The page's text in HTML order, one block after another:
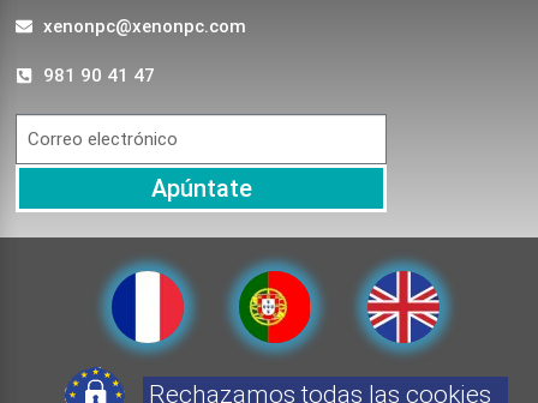
xenonpc@xenonpc.com
981 90 41 47
Apúntate
Rechazamos todas las cookies